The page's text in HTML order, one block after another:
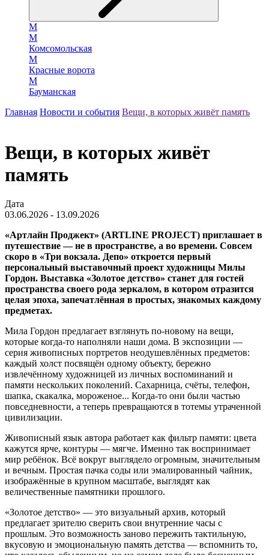
М
М
Комсомольская
М
Красные ворота
М
Бауманская
Главная Новости и события Вещи, в которых живёт память
Вещи, в которых живёт
память
Дата
03.06.2026 - 13.09.2026
«Артлайн Проджект» (ARTLINE PROJECT) приглашает в
путешествие — не в пространстве, а во времени. Совсем
скоро в «Три вокзала. Депо» откроется первый
персональный выставочный проект художницы Милы
Гордон. Выставка «Золотое детство» станет для гостей
пространства своего рода зеркалом, в котором отразится
целая эпоха, запечатлённая в простых, знакомых каждому
предметах.
Мила Гордон предлагает взглянуть по-новому на вещи,
которые когда-то наполняли наши дома. В экспозиции —
серия живописных портретов неодушевлённых предметов:
каждый холст посвящён одному объекту, бережно
извлечённому художницей из личных воспоминаний и
памяти нескольких поколений. Сахарница, счёты, телефон,
шапка, скакалка, мороженое... Когда-то они были частью
повседневности, а теперь превращаются в тотемы утраченной
цивилизации.
Живописный язык автора работает как фильтр памяти: цвета
кажутся ярче, контуры — мягче. Именно так воспринимает
мир ребёнок. Всё вокруг выглядело огромным, значительным
и вечным. Простая пачка соды или эмалированный чайник,
изображённые в крупном масштабе, выглядят как
величественные памятники прошлого.
«Золотое детство» — это визуальный архив, который
предлагает зрителю сверить свои внутренние часы с
прошлым. Это возможность заново пережить тактильную,
вкусовую и эмоциональную память детства — вспомнить то,